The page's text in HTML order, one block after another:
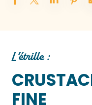
L’étrille :
FINE